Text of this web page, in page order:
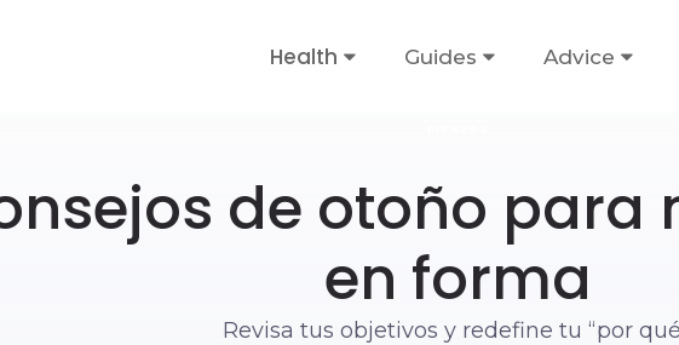
Health Guides Advice
de otoño para
en forma
Revisa tus objetivos y redefine tu “por